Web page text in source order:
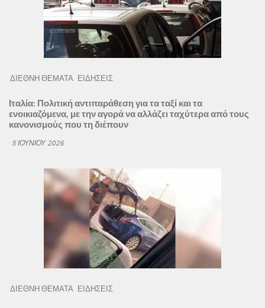
ΔΙΕΘΝΗ ΘΕΜΑΤΑ ΕΙΔΗΣΕΙΣ
Ιταλία: Πολιτική αντιπαράθεση για τα ταξί και τα
ενοικιαζόμενα, με την αγορά να αλλάζει ταχύτερα από τους
κανονισμούς που τη διέπουν
5 ΙΟΥΝΊΟΥ 2026
ΔΙΕΘΝΗ ΘΕΜΑΤΑ ΕΙΔΗΣΕΙΣ